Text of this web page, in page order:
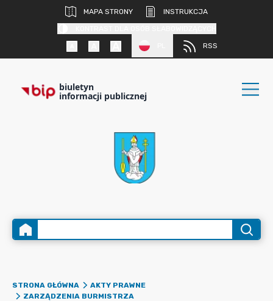
MAPA STRONY
INSTRUKCJA
RSS
biuletyn
informacji publicznej
STRONA GŁÓWNA
AKTY PRAWNE
ZARZĄDZENIA BURMISTRZA